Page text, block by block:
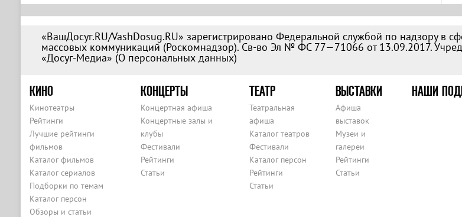
«ВашДосуг.RU/VashDosug.RU» зарегистрировано Федеральной службой по надзору в
массовых коммуникаций (Роскомнадзор). Св-во Эл № ФС 77—71066 от 13.09.2017.
«Досуг-Медиа» (О персональных данных)
КИНО
Кинотеатры
Рейтинги
Лучшие рейтинги
фильмов
Каталог фильмов
Каталог сериалов
Подборки по темам
Каталог персон
Обзоры и статьи
КОНЦЕРТЫ
Концертная афиша
Концертные залы и
клубы
Фестивали
Рейтинги
Статьи
ТЕАТР
Театральная
афиша
Каталог театров
Фестивали
Каталог персон
Рейтинги
Статьи
ВЫСТАВКИ
Афиша
выставок
Музеи и
галереи
Рейтинги
Статьи
НАШИ